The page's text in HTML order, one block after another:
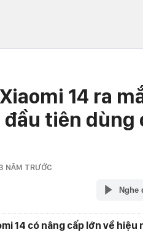
14 ra
tiên dùng
NĂM TRƯỚC
Nghe
14 có nâng cấp lớn về